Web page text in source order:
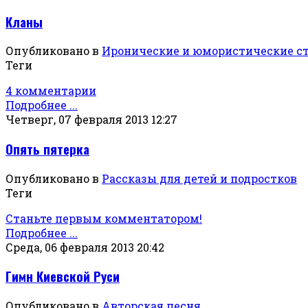
Кланы
Опубликовано в Иронические и юмористические
Теги
4 комментарии
Подробнее ...
Четверг, 07 февраля 2013 12:27
Опять пятерка
Опубликовано в Рассказы для детей и подростков
Теги
Станьте первым комментатором!
Подробнее ...
Среда, 06 февраля 2013 20:42
Гимн Киевской Руси